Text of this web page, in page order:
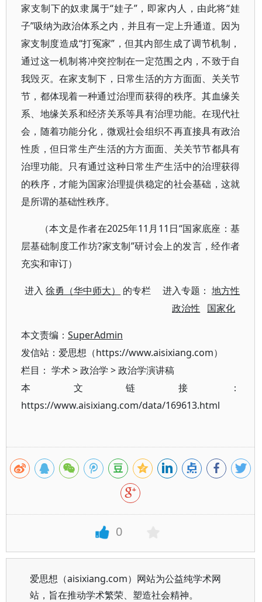
家支制下的奴隶属于“娃子”，即家内人，由此将“娃
子”吸纳为政治体系之内，并且有一定上升通道。因为
家支制度造成“打冤家”，但其内部生成了调节机制，
通过这一机制将冲突控制在一定范围之内，不致于自
我毁灭。在家支制下，日常生活的方方面面、关关节
节，都体现着一种通过治理而获得的秩序。其血缘关
系、地缘关系和经济关系等具有治理功能。在现代社
会，随着功能分化，微观社会组织不再直接具有政治
性质，但日常生产生活的方方面面、关关节节都具有
治理功能。只有通过这种日常生产生活中的治理获得
的秩序，才能为国家治理提供稳定的社会基础，这就
是所谓的基础性秩序。
（本文是作者在2025年11月11日“国家底座：基
层基础制度工作坊?家支制”研讨会上的发言，经作者
充实和审订）
进入徐勇（华中师大） 的专栏 进入专题：地方性
政治性
国家化
本文责编： SuperAdmin
发信站：爱思想（https://www.aisixiang.com）
栏目： 学术>政治学 >政治学演讲稿
本文链接：
https://www.aisixiang.com/data/169613.html
0
爱思想（aisixiang.com）网站为公益纯学术网
站，旨在推动学术繁荣、塑造社会精神。